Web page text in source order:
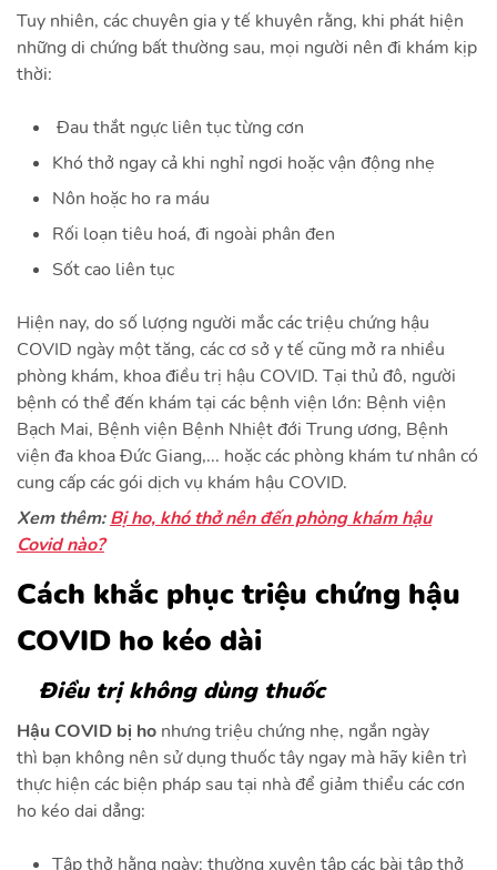
Tuy nhiên, các chuyên gia y tế khuyên rằng, khi phát hiện
những di chứng bất thường sau, mọi người nên đi khám kịp
thời:
Đau thắt ngực liên tục từng cơn
Khó thở ngay cả khi nghỉ ngơi hoặc vận động nhẹ
Nôn hoặc ho ra máu
Rối loạn tiêu hoá, đi ngoài phân đen
Sốt cao liên tục
Hiện nay, do số lượng người mắc các triệu chứng hậu
COVID ngày một tăng, các cơ sở y tế cũng mở ra nhiều
phòng khám, khoa điều trị hậu COVID. Tại thủ đô, người
bệnh có thể đến khám tại các bệnh viện lớn: Bệnh viện
Bạch Mai, Bệnh viện Bệnh Nhiệt đới Trung ương, Bệnh
viện đa khoa Đức Giang,... hoặc các phòng khám tư nhân có
cung cấp các gói dịch vụ khám hậu COVID.
Xem thêm:Bị ho, khó thở nên đến phòng khám hậu
Covid nào?
Cách khắc phục triệu chứng hậu
COVID ho kéo dài
Điều trị không dùng thuốc
Hậu COVID bị ho nhưng triệu chứng nhẹ, ngắn ngày
thì bạn không nên sử dụng thuốc tây ngay mà hãy kiên trì
thực hiện các biện pháp sau tại nhà để giảm thiểu các cơn
ho kéo dai dẳng:
Tập thở hằng ngày: thường xuyên tập các bài tập thở